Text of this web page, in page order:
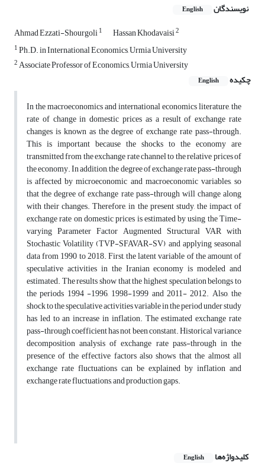
نویسندگان English
Ahmad Ezzati-Shourgoli1 Hassan Khodavaisi2
1Ph.D. in International Economics, Urmia University
2Associate Professor of Economics, Urmia University
چکیده
English
In the macroeconomics and international economics literature, the
rate of change in domestic prices as a result of exchange rate
changes is known as the degree of exchange rate pass-through.
This is important because the shocks to the economy are
transmitted from the exchange rate channel to the relative prices of
the economy. In addition, the degree of exchange rate pass-through
is affected by microeconomic and macroeconomic variables, so
that the degree of exchange rate pass-through will change along
with their changes. Therefore, in the present study, the impact of
exchange rate on domestic prices is estimated by using the Time-
varying Parameter Factor Augmented Structural VAR with
Stochastic Volatility (TVP-SFAVAR-SV) and applying seasonal
data from 1990 to 2018. First, the latent variable of the amount of
speculative activities in the Iranian economy is modeled and
estimated. The results show that the highest speculation belongs to
the periods 1994 -1996, 1998-1999 and 2011- 2012. Also, the
shock to the speculative activities variable in the period under study
has led to an increase in inflation. The estimated exchange rate
pass-through coefficient has not been constant. Historical variance
decomposition analysis of exchange rate pass-through in the
presence of the effective factors also shows that the almost all
exchange rate fluctuations can be explained by inflation and
exchange rate fluctuations, and production gaps.
کلیدواژه‌ها English